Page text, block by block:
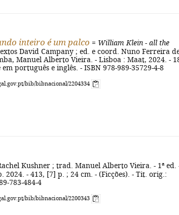
inteiro é um palco = William Klein - all the
David Campany ; ed. e coord. Nuno Ferreira
Manuel Alberto Vieira. - Lisboa : Maat, 2024. -
português e inglês. - ISBN 978-989-35729-4-8
bib/bibnacional/2204334
Kushner ; trad. Manuel Alberto Vieira. - 1ª ed.
2024. - 413, [7] p. ; 24 cm. - (Ficções). - Tit. orig.:
783-484-4
bib/bibnacional/2200343